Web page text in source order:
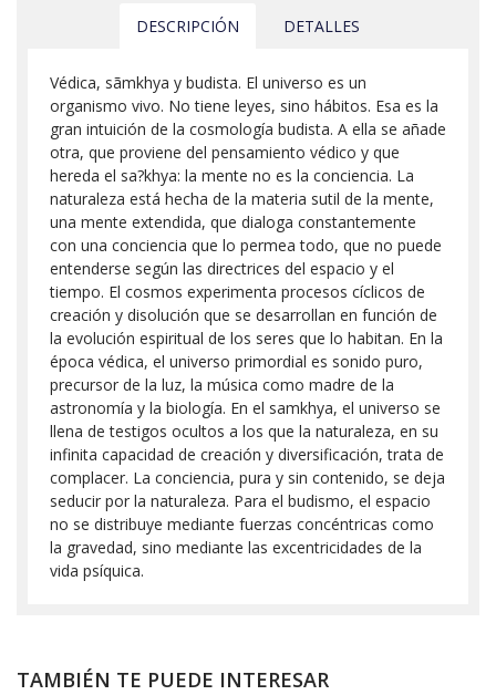
DESCRIPCIÓN DETALLES
Védica, sãmkhya y budista. El universo es un
organismo vivo. No tiene leyes, sino hábitos. Esa es la
gran intuición de la cosmología budista. A ella se añade
otra, que proviene del pensamiento védico y que
hereda el sa?khya: la mente no es la conciencia. La
naturaleza está hecha de la materia sutil de la mente,
una mente extendida, que dialoga constantemente
con una conciencia que lo permea todo, que no puede
entenderse según las directrices del espacio y el
tiempo. El cosmos experimenta procesos cíclicos de
creación y disolución que se desarrollan en función de
la evolución espiritual de los seres que lo habitan. En la
época védica, el universo primordial es sonido puro,
precursor de la luz, la música como madre de la
astronomía y la biología. En el samkhya, el universo se
llena de testigos ocultos a los que la naturaleza, en su
infinita capacidad de creación y diversificación, trata de
complacer. La conciencia, pura y sin contenido, se deja
seducir por la naturaleza. Para el budismo, el espacio
no se distribuye mediante fuerzas concéntricas como
la gravedad, sino mediante las excentricidades de la
vida psíquica.
TAMBIÉN TE PUEDE INTERESAR